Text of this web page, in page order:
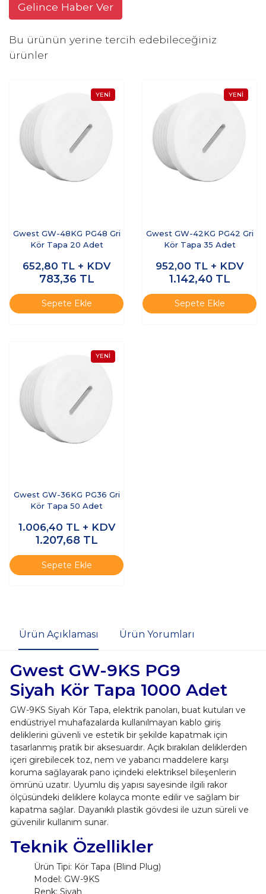
Gelince Haber Ver
Bu ürünün yerine tercih edebileceğiniz
ürünler
Gwest GW-48KG PG48 Gri
Kör Tapa 20 Adet
652,80 TL + KDV
783,36 TL
Sepete Ekle
Gwest GW-42KG PG42 Gri
Kör Tapa 35 Adet
952,00 TL + KDV
1.142,40 TL
Sepete Ekle
Gwest GW-36KG PG36 Gri
Kör Tapa 50 Adet
1.006,40 TL + KDV
1.207,68 TL
Sepete Ekle
Ürün Açıklaması Ürün Yorumları
Gwest GW-9KS PG9
Siyah Kör Tapa 1000 Adet
GW-9KS Siyah Kör Tapa, elektrik panoları, buat kutuları ve
endüstriyel muhafazalarda kullanılmayan kablo giriş
deliklerini güvenli ve estetik bir şekilde kapatmak için
tasarlanmış pratik bir aksesuardır. Açık bırakılan deliklerden
içeri girebilecek toz, nem ve yabancı maddelere karşı
koruma sağlayarak pano içindeki elektriksel bileşenlerin
ömrünü uzatır. Uyumlu diş yapısı sayesinde ilgili rakor
ölçüsündeki deliklere kolayca monte edilir ve sağlam bir
kapatma sağlar. Dayanıklı plastik gövdesi ile uzun süreli ve
güvenilir kullanım sunar.
Teknik Özellikler
Ürün Tipi: Kör Tapa (Blind Plug)
Model: GW-9KS
Renk: Siyah